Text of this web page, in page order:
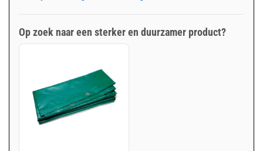
Op zoek naar een sterker en duurzamer product?